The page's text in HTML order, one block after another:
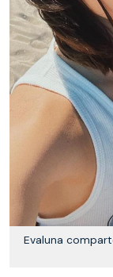
Evaluna